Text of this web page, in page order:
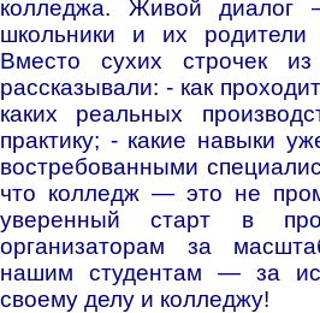
колледжа. Живой
школьники и их
Вместо сухих строчек из
рассказывали: - как
каких реальных
практику; - какие навыки
востребованными
что колледж — это не
уверенный старт в
организаторам за
нашим студентам — за
своему делу и колледжу!